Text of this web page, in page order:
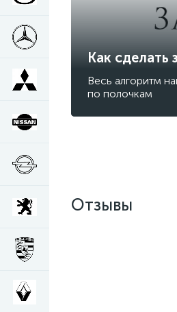
Как сделать
Весь алгоритм
по полочкам
Отзывы